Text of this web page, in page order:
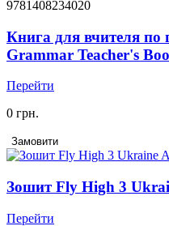
9781408234020
Книга для вчителя по
Grammar Teacher's
Перейти
0 грн.
Замовити
Зошит Fly High 3
Перейти